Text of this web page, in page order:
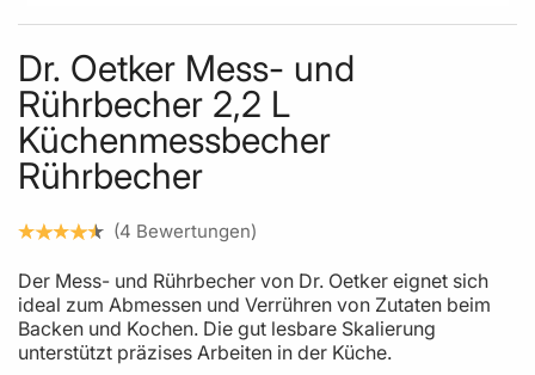
Skip to the beginning of the images gallery
Dr. Oetker Mess- und
Rührbecher 2,2 L
Küchenmessbecher
Rührbecher
4 Bewertungen
Der Mess- und Rührbecher von Dr. Oetker eignet sich
ideal zum Abmessen und Verrühren von Zutaten beim
Backen und Kochen. Die gut lesbare Skalierung
unterstützt präzises Arbeiten in der Küche.